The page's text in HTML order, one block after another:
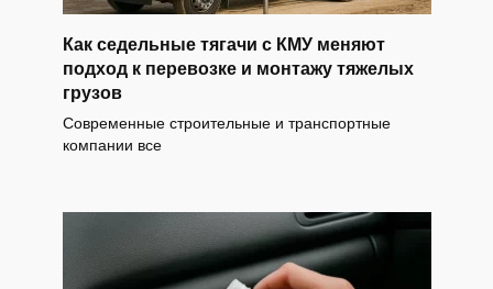
Как седельные тягачи с КМУ меняют
подход к перевозке и монтажу тяжелых
грузов
Современные строительные и транспортные
компании все